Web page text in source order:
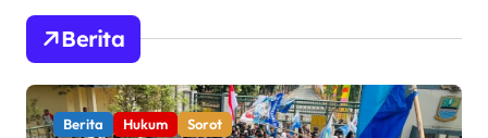
Berita
Berita Hukum Sorot